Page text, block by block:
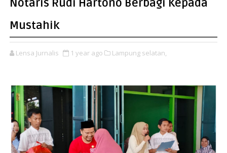
Notaris Rudi Hartono Berbagi Kepada
Mustahik
Lensa Jurnalis 1 year ago Lampung selatan,